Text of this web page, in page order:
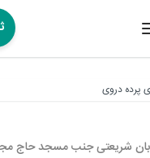
پرده دروی
شریعتی جنب مسجد حاج